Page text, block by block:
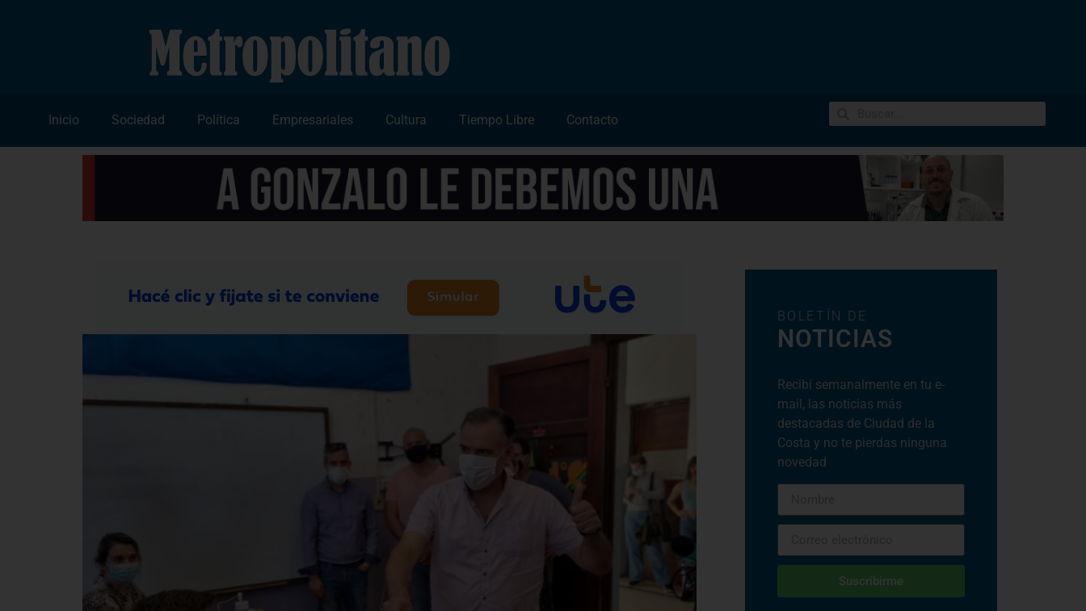
Inicio Sociedad Política Empresariales Cultura Tiempo Libre Contacto
BOLETÍN DE
NOTICIAS
Recibí semanalmente en tu e-
mail, las noticias más
destacadas de Ciudad de la
Costa y no te pierdas ninguna
novedad
Suscribirme